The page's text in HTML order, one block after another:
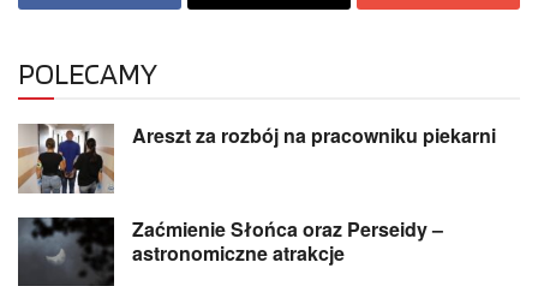
POLECAMY
Areszt za rozbój na pracowniku piekarni
Zaćmienie Słońca oraz Perseidy –
astronomiczne atrakcje